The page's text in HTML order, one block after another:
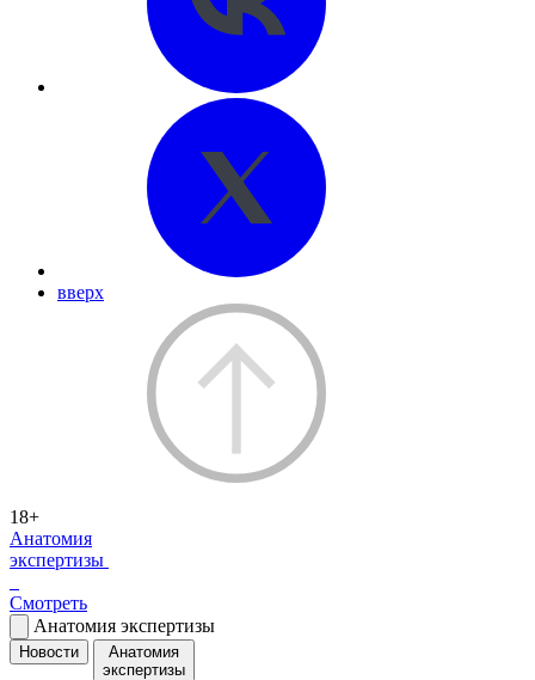
вверх
18+
Анатомия
экспертизы
Смотреть
Анатомия экспертизы
Новости
Анатомия
экспертизы